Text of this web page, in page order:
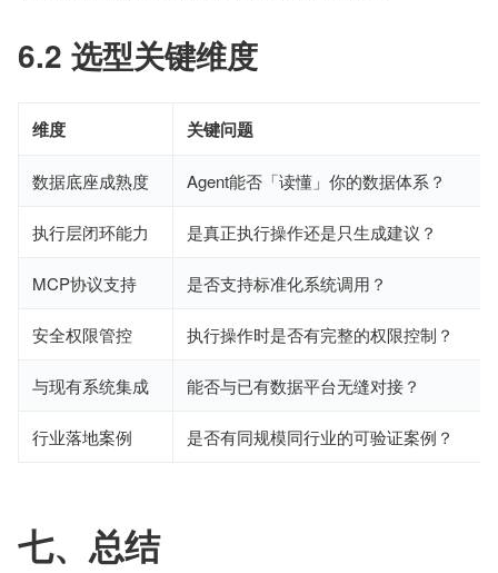
6.2 选型关键维度
维度 关键问题
数据底座成熟度 Agent能否「读懂」你的数据体系？
执行层闭环能力 是真正执行操作还是只生成建议？
MCP协议支持 是否支持标准化系统调用？
安全权限管控 执行操作时是否有完整的权限控制？
与现有系统集成 能否与已有数据平台无缝对接？
行业落地案例 是否有同规模同行业的可验证案例？
七、总结